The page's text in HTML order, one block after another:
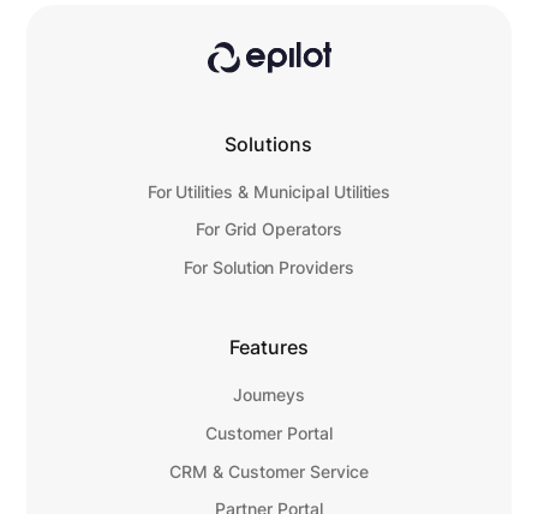
Solutions
For Utilities & Municipal Utilities
For Grid Operators
For Solution Providers
Features
Journeys
Customer Portal
CRM & Customer Service
Partner Portal